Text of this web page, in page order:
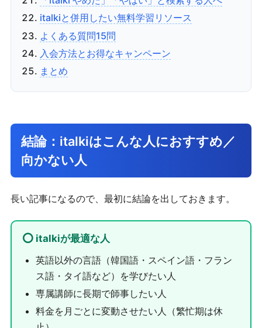
italkiと併用したい無料学習リソース
よくある質問15問
入会方法とお得なキャンペーン
まとめ
結論：italkiはこんな人におすすめ／
向かない人
長い記事になるので、最初に結論を出しておきます。
⭕ italkiが最適な人
英語以外の言語（韓国語・スペイン語・フラン
ス語・タイ語など）を学びたい人
専属講師に長期で師事したい人
料金を月ごとに変動させたい人（繁忙期は休